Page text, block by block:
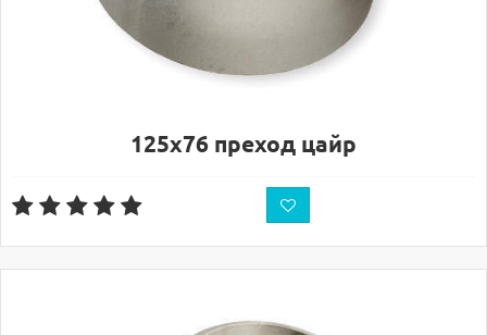
125х76 преход цайр